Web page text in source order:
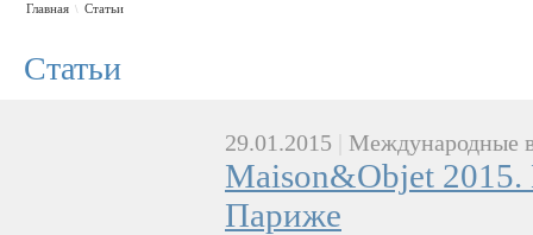
Главная \ Статьи
Статьи
29.01.2015 Международные
Maison&Objet 2015.
Париже